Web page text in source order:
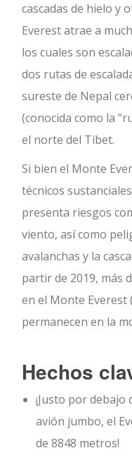
cascadas de hielo y
Everest atrae a
los cuales son
dos rutas de
sureste de Nepal
(conocida como la
el norte del Tíbet.
Si bien el Monte
técnicos
presenta riesgos
viento, así como
avalanchas y la
partir de 2019, más
en el Monte Everest
permanecen en la
Hechos
¡Justo por
avión jumbo, el
de 8848 metros!